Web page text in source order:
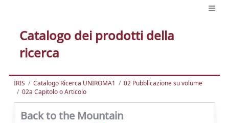
Catalogo dei prodotti della
ricerca
IRIS Catalogo Ricerca UNIROMA1
02 Pubblicazione su volume
02a Capitolo o Articolo
Back to the Mountain